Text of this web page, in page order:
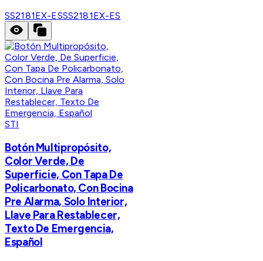
SS2181EX-ESSS2181EX-ES
STI
​​Botón Multipropósito,
Color Verde, De
Superficie, Con Tapa De
Policarbonato, Con Bocina
Pre Alarma, Solo Interior,
Llave Para Restablecer,
Texto De Emergencia,
Español